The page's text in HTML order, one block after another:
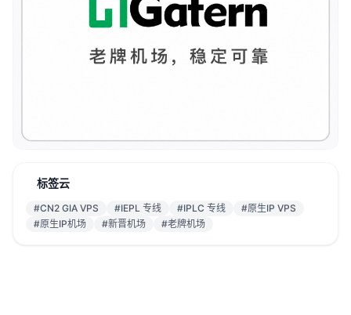
标签云
#CN2 GIA VPS #IEPL 专线 #IPLC 专线
#原生IP VPS
#原生IP机场
#新晋机场 #老牌机场